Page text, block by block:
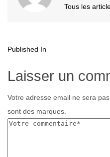
Tous les
Published In
Laisser un
Votre adresse email ne sera
sont des marques.